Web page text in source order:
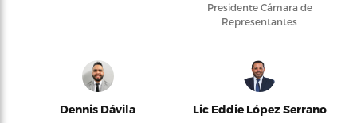
Presidente Cámara de
Representantes
Dennis Dávila Lic Eddie López Serrano